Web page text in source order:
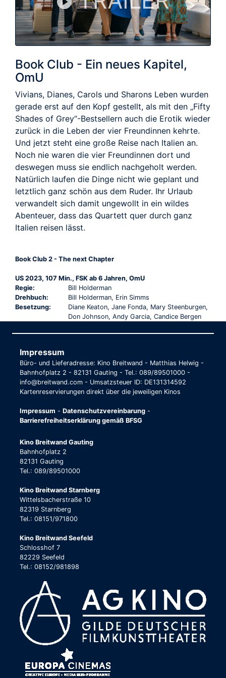
Book Club - Ein neues Kapitel,
OmU
Vivians, Dianes, Carols und Sharons Leben wurden
gerade erst auf den Kopf gestellt, als mit den „Fifty
Shades of Grey“-Bestsellern auch die Erotik wieder
zurück in die Leben der vier Freundinnen kehrte.
Und jetzt steht eine große Reise nach Italien an.
Noch nie waren die vier Freundinnen dort und
deswegen muss sie endlich nachgeholt werden.
Natürlich laufen die Dinge nicht wie geplant und
letztlich ganz schön aus dem Ruder. Ihr Urlaub
verwandelt sich damit ungewollt in ein wildes
Abenteuer, dass das Quartett quer durch ganz
Italien reisen lässt.
Book Club 2 - The next Chapter
US 2023, 107 Min., FSK ab 6 Jahren, OmU
Regie:
Bill Holderman
Drehbuch:
Bill Holderman, Erin Simms
Besetzung:
Diane Keaton, Jane Fonda, Mary Steenburgen,
Don Johnson, Andy Garcia, Candice Bergen
Impressum
Büro- und Lieferadresse: Kino Breitwand - Matthias Helwig -
Bahnhofplatz 2 - 82131 Gauting - Tel.: 089/89501000 -
info@breitwand.com - Umsatzsteuer ID: DE131314592
Kartenreservierungen direkt über die jeweiligen Kinos
Impressum - Datenschutzvereinbarung -
Barrierefreiheitserklärung gemäß BFSG
Kino Breitwand Gauting
Bahnhofplatz 2
82131 Gauting
Tel.: 089/89501000
Kino Breitwand Starnberg
Wittelsbacherstraße 10
82319 Starnberg
Tel.: 08151/971800
Kino Breitwand Seefeld
Schlosshof 7
82229 Seefeld
Tel.: 08152/981898